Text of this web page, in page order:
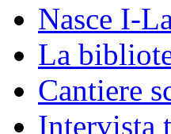
Nasce I-
La
Cantiere
Intervista